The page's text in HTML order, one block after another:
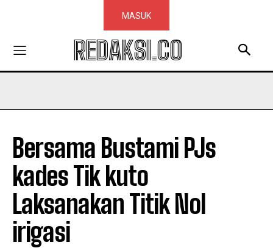
MASUK
REDAKSI.CO
Bersama Bustami PJs
kades Tik kuto
Laksanakan Titik Nol
irigasi